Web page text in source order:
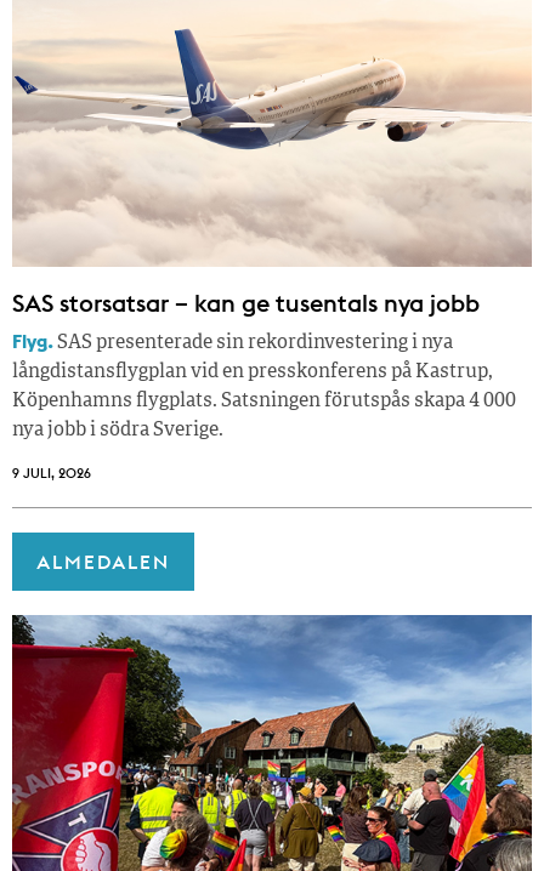
SAS storsatsar – kan ge tusentals nya jobb
Flyg.SAS presenterade sin rekordinvestering i nya
långdistansflygplan vid en presskonferens på Kastrup,
Köpenhamns flygplats. Satsningen förutspås skapa 4 000
nya jobb i södra Sverige.
9 JULI, 2026
ALMEDALEN